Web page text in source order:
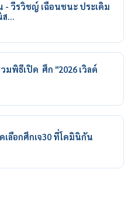
วีรวิชญ์ เฉือนชนะ ประเดิม
ส…
มพิธีเปิด ศึก "2026 เวิลด์
ลือกศึกเจ30 ที่โดมินิกัน